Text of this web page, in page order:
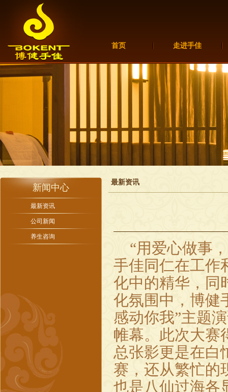
首页 走进手佳
新闻中心
最新资讯
公司新闻
养生咨询
最新资讯
“用爱心做事
手佳同仁在工作
化中的精华，同
化氛围中，博健
感动你我”主题
帷幕。此次大赛
总张影更是在白
赛，还从繁忙的
也是八仙过海各